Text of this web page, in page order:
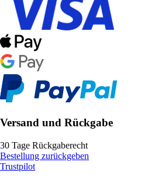
Versand und Rückgabe
30 Tage Rückgaberecht
Bestellung zurückgeben
Trustpilot